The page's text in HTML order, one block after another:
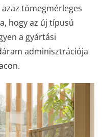
tömegmérleges
hogy az új típusú
a gyártási
adminisztrációja